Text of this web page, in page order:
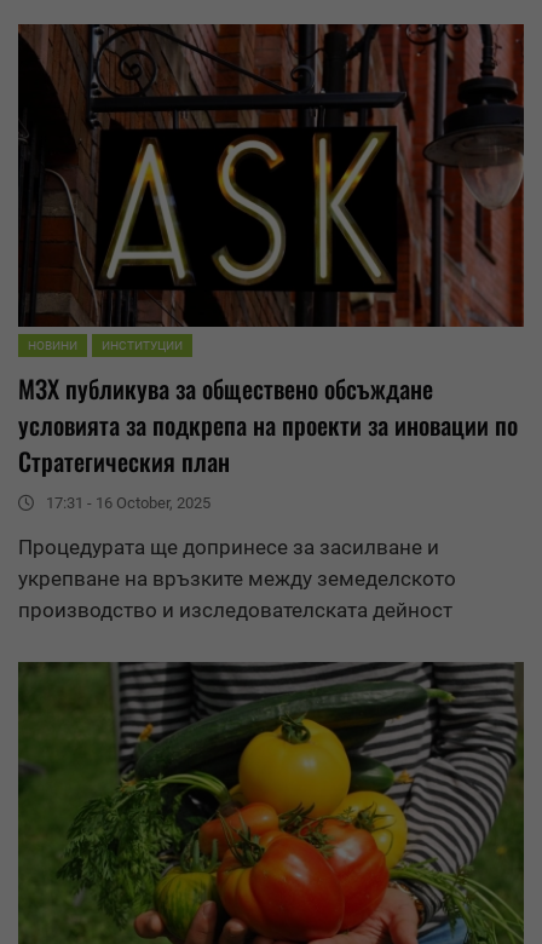
НОВИНИ ИНСТИТУЦИИ
МЗХ публикува за обществено обсъждане
условията за подкрепа на проекти за иновации по
Стратегическия план
17:31 - 16 October, 2025
Процедурата ще допринесе за засилване и
укрепване на връзките между земеделското
производство и изследователската дейност